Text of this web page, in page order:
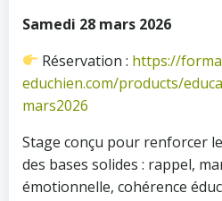
Samedi 28 mars 2026
Réservation : https://
educhien.com/products/
mars2026
Stage conçu pour renforcer
des bases solides : rappel,
émotionnelle, cohérence